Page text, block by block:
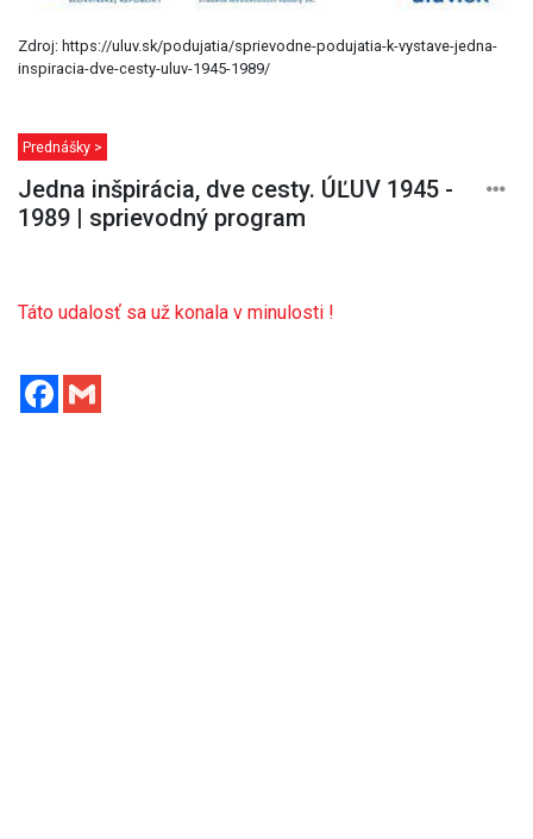
Zdroj: https://uluv.sk/podujatia/sprievodne-podujatia-k-vystave-jedna-
inspiracia-dve-cesty-uluv-1945-1989/
Prednášky >
Jedna inšpirácia, dve cesty. ÚĽUV 1945 -
1989 | sprievodný program
Táto udalosť sa už konala v minulosti !
Facebook